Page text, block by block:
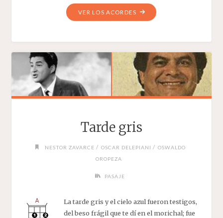
VER LOS ACORDES"PÁJARO
CHOGUI"
Tarde gris
NESTOR ZAVARCE / OSCAR DELEPIANI / OSWALDO
OROPEZA
PASAJE
La tarde gris y el cielo azul fueron testigos,
del beso frágil que te dí en el morichal; fue